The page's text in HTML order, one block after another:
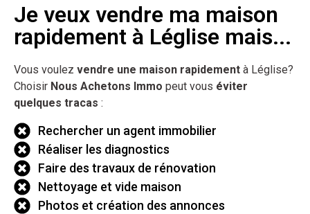
Je veux vendre ma maison
rapidement à Léglise mais...
Vous voulez vendre une maison rapidement à Léglise?
Choisir Nous Achetons Immo peut vous éviter
quelques tracas :
Rechercher un agent immobilier
Réaliser les diagnostics
Faire des travaux de rénovation
Nettoyage et vide maison
Photos et création des annonces